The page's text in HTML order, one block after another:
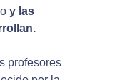
y las
profesores